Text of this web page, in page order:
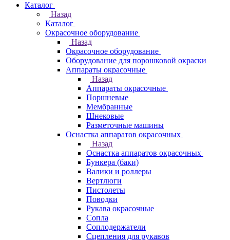
Каталог
Назад
Каталог
Окрасочное оборудование
Назад
Окрасочное оборудование
Оборудование для порошковой окраски
Аппараты окрасочные
Назад
Аппараты окрасочные
Поршневые
Мембранные
Шнековые
Разметочные машины
Оснастка аппаратов окрасочных
Назад
Оснастка аппаратов окрасочных
Бункера (баки)
Валики и роллеры
Вертлюги
Пистолеты
Поводки
Рукава окрасочные
Сопла
Соплодержатели
Сцепления для рукавов